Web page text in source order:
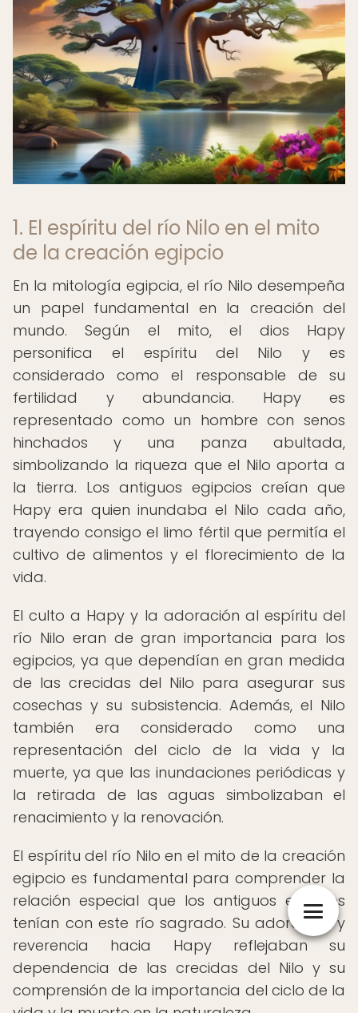
1. El espíritu del río Nilo en el mito
de la creación egipcio
En la mitología egipcia, el río Nilo desempeña
un papel fundamental en la creación del
mundo. Según el mito, el dios Hapy
personifica el espíritu del Nilo y es
considerado como el responsable de su
fertilidad y abundancia. Hapy es
representado como un hombre con senos
hinchados y una panza abultada,
simbolizando la riqueza que el Nilo aporta a
la tierra. Los antiguos egipcios creían que
Hapy era quien inundaba el Nilo cada año,
trayendo consigo el limo fértil que permitía el
cultivo de alimentos y el florecimiento de la
vida.
El culto a Hapy y la adoración al espíritu del
río Nilo eran de gran importancia para los
egipcios, ya que dependían en gran medida
de las crecidas del Nilo para asegurar sus
cosechas y su subsistencia. Además, el Nilo
también era considerado como una
representación del ciclo de la vida y la
muerte, ya que las inundaciones periódicas y
la retirada de las aguas simbolizaban el
renacimiento y la renovación.
El espíritu del río Nilo en el mito de la creación
egipcio es fundamental para comprender la
relación especial que los antiguos egipcios
tenían con este río sagrado. Su adoración y
reverencia hacia Hapy reflejaban su
dependencia de las crecidas del Nilo y su
comprensión de la importancia del ciclo de la